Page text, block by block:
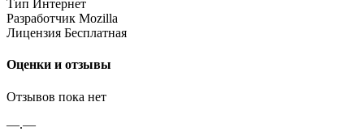
Тип Интернет
Разработчик Mozilla
Лицензия Бесплатная
Оценки и отзывы
Отзывов пока нет
—.—